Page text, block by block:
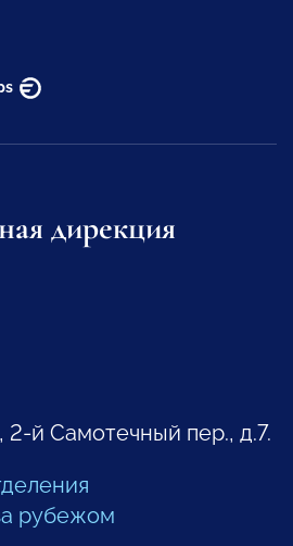
дирекция
2-й Самотечный пер., д.7.
рубежом